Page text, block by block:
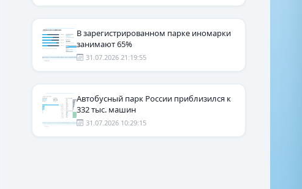
В зарегистрированном парке иномарки
занимают 65%
31.07.2026 21:19:55
Автобусный парк России приблизился к
332 тыс. машин
31.07.2026 10:29:15